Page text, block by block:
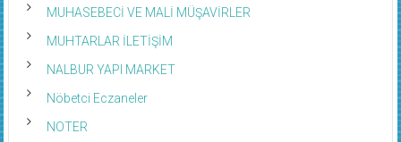
MUHASEBECİ VE MALİ MÜŞAVİRLER
MUHTARLAR İLETİŞİM
NALBUR YAPI MARKET
Nöbetci Eczaneler
NOTER